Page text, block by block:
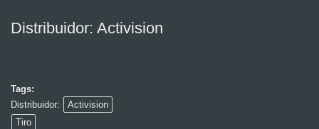
Distribuidor: Activision
Tags:
Distribuidor:
Activision
Tiro